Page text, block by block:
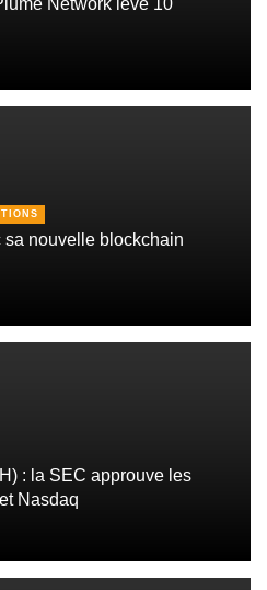
Network lève 10
sa nouvelle blockchain
: la SEC approuve les
Nasdaq